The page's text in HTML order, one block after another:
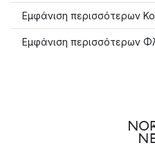
Εμφάνιση περισσότερων
Εμφάνιση περισσότερων